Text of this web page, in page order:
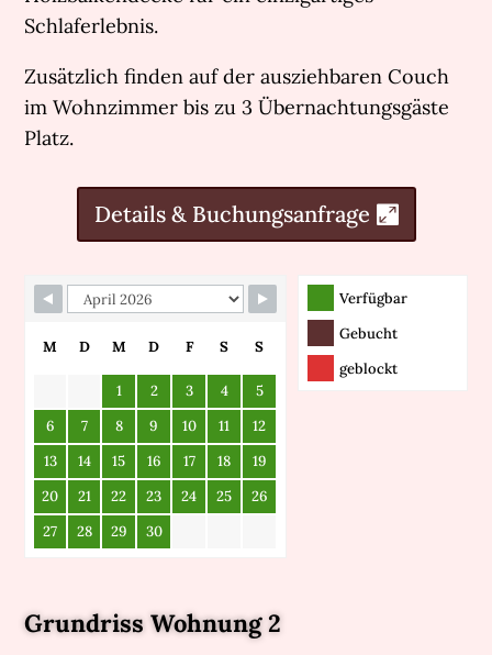
Schlaferlebnis.
Zusätzlich finden auf der ausziehbaren Couch
im Wohnzimmer bis zu 3 Übernachtungsgäste
Platz.
Details & Buchungsanfrage
Skip Booking Form
Verfügbar
Gebucht
geblockt
M D M D F S S
1 2 3 4
5
6
7 8 9 10 11
12
13
14 15 16 17 18
19
20
21 22 23 24 25
26
27
28 29 30
Grundriss Wohnung 2